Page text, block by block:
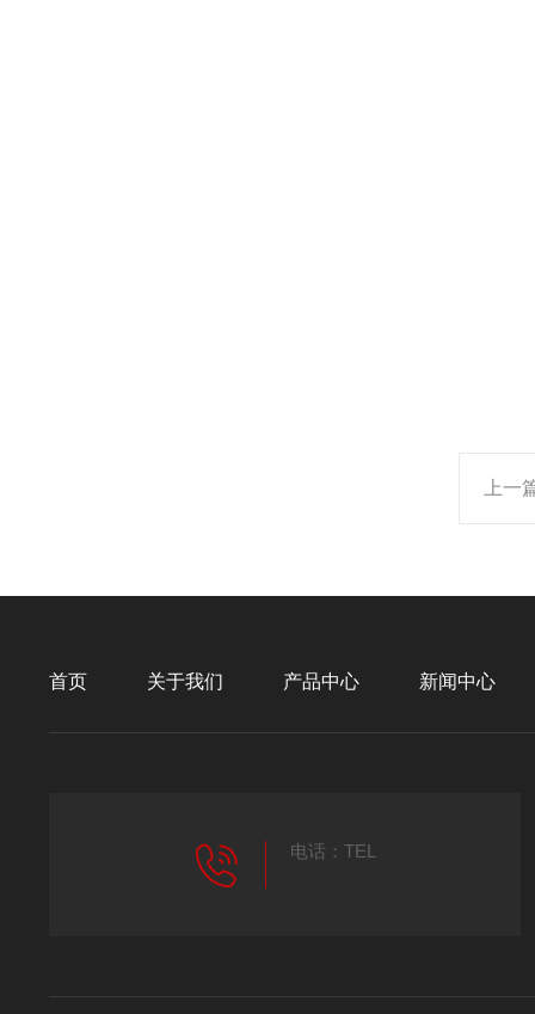
上一
首页 关于我们 产品中心 新闻中心
电话：TEL